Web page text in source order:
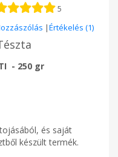
5
|Értékelés (1)
- 250 gr
és saját
készült termék.